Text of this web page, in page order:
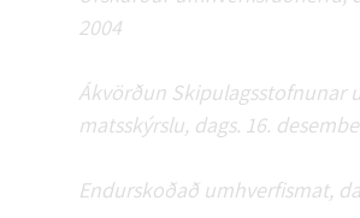
2004
Ákvörðun Skipulagsstofnunar
matsskýrslu, dags. 16.
Endurskoðað umhverfismat,